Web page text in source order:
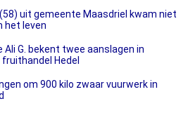
uit gemeente Maasdriel kwam niet
het leven
Ali G. bekent twee aanslagen in
Hedel
om 900 kilo zwaar vuurwerk in